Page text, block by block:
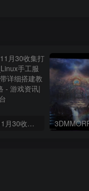
【幻想英雄梦H5】11月30收集打包WIN系一键服务端_Linux手工服务端_三网H5小游戏_带详细搭建教程_赠送源码